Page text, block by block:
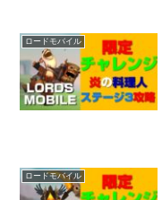
ロードモバイル
ロードモバイル